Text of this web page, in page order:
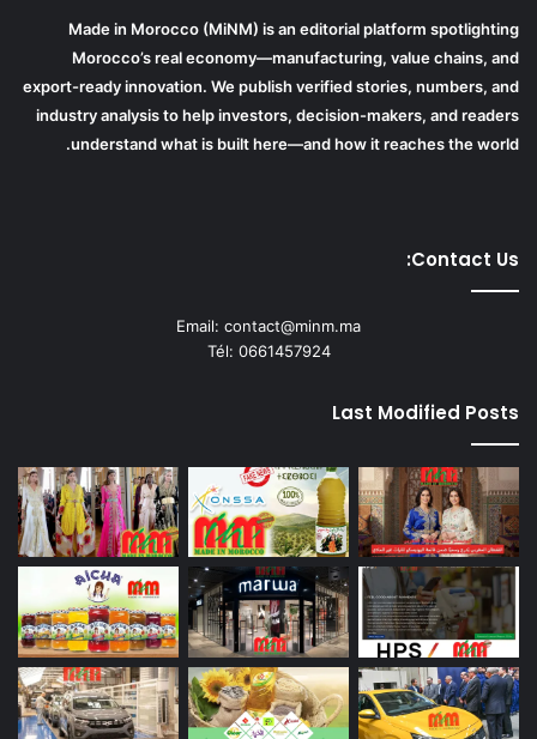
Made in Morocco (MiNM) is an editorial platform spotlighting
Morocco’s real economy—manufacturing, value chains, and
export-ready innovation. We publish verified stories, numbers, and
industry analysis to help investors, decision-makers, and readers
understand what is built here—and how it reaches the world.
Contact Us:
Email: contact@minm.ma
Tél: 0661457924
Last Modified Posts